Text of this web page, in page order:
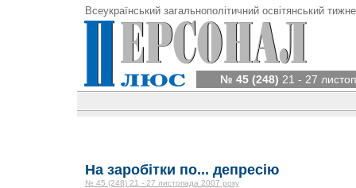
Всеукраїнський загальнополітичний освітянський
№ 45 (248) 21 - 27
На заробітки по... депресію
№ 45 (248) 21 - 27 листопада 2007 року